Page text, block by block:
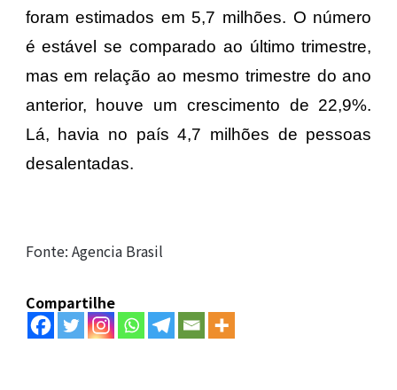
foram estimados em 5,7 milhões. O número
é estável se comparado ao último trimestre,
mas em relação ao mesmo trimestre do ano
anterior, houve um crescimento de 22,9%.
Lá, havia no país 4,7 milhões de pessoas
desalentadas.
Fonte: Agencia Brasil
Compartilhe